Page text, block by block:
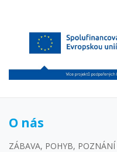
O nás
ZÁBAVA, POHYB, POZNÁNÍ